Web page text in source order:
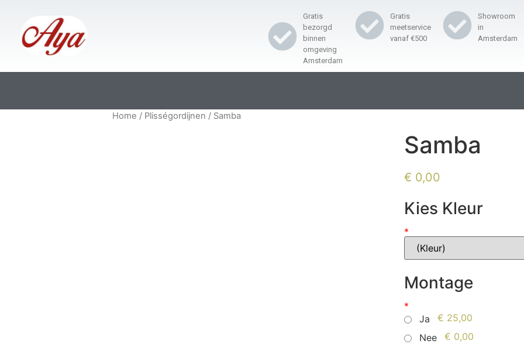
Gratis
bezorgd
binnen
omgeving
Amsterdam
Gratis
meetservice
vanaf €500
Showroom
in
Amsterdam
Home / Plisségordijnen / Samba
Samba
€ 0,00
Kies Kleur
*
Montage
*
Ja
€ 25,00
Nee
€ 0,00